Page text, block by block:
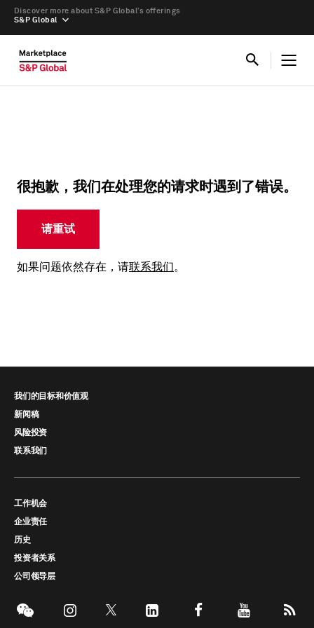
S&P Global
Discover more about S&P Global’s offerings
很抱歉，我们在处理您的请求时遇到了错误。
请重试
如果问题依然存在，请联系我们。
我们的目标和价值观
新闻稿
风险投资
联系我们
工作机会
企业责任
历史
投资者关系
公司领导层